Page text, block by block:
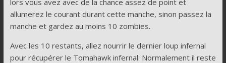
allumerez le courant durant cette manche, sinon passez la
manche et gardez au moins 10 zombies.
Avec les 10 restants, allez nourrir le dernier loup infernal
pour récupérer le Tomahawk infernal. Normalement il reste